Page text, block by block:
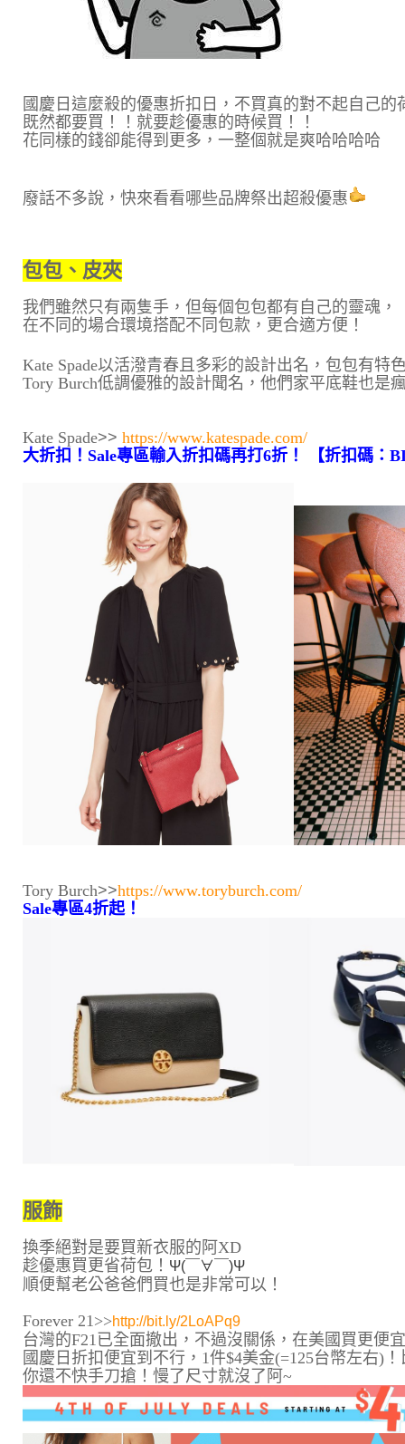
國慶日這麼殺的優惠折扣日，不買真的對不起自己的
既然都要買！！就要趁優惠的時候買！！
花同樣的錢卻能得到更多，一整個就是爽哈哈哈哈
廢話不多說，快來看看哪些品牌祭出超殺優惠
包包、皮夾
我們雖然只有兩隻手，但每個包包都有自己的靈魂，
在不同的場合環境搭配不同包款，更合適方便！
Kate Spade以活潑青春且多彩的設計出名，包包有特
Tory Burch低調優雅的設計聞名，他們家平底鞋也是
Kate Spade>> https://www.katespade.com/
大折扣！Sale專區輸入折扣碼再打6折！ 【折扣碼：
Tory Burch>>https://www.toryburch.com/
Sale專區4折起！
服飾
換季絕對是要買新衣服的阿XD
趁優惠買更省荷包！ Ψ(￣∀￣)Ψ
順便幫老公爸爸們買也是非常可以！
Forever 21>>http://bit.ly/2LoAPq9
台灣的F21已全面撤出，不過沒關係，在美國買更便
國慶日折扣便宜到不行，1件$4美金(=125台幣左右)
你還不快手刀搶！慢了尺寸就沒了阿~